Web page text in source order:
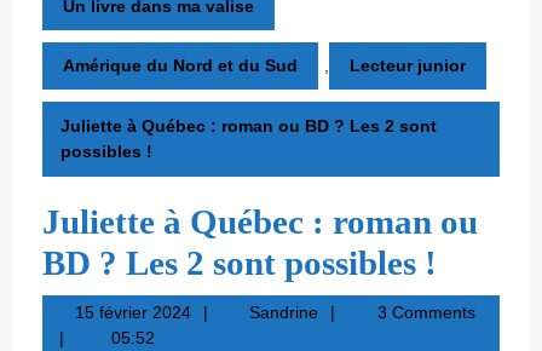
menu
Un livre dans ma valise
Amérique du Nord et du Sud Lecteur junior
Juliette à Québec : roman ou BD ? Les 2 sont
possibles !
Juliette à Québec : roman ou
BD ? Les 2 sont possibles !
15 février 202415
SandrineSandrine3 Comments
05:52